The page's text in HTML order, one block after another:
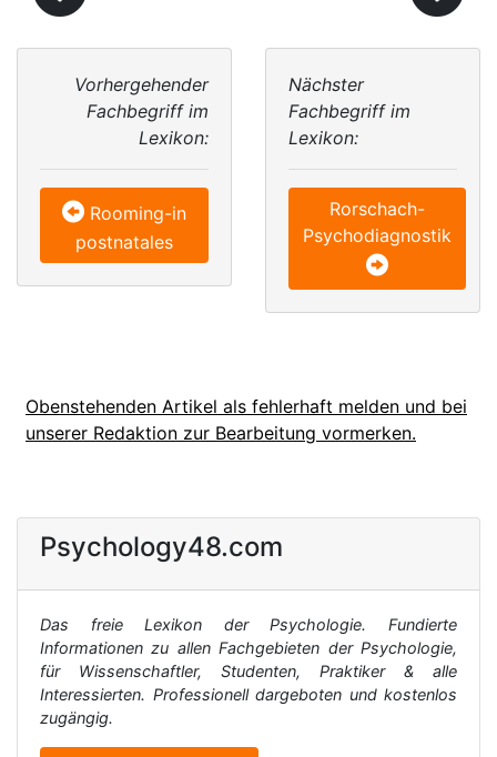
Vorhergehender
Fachbegriff im
Lexikon:
Rooming-in
postnatales
Nächster
Fachbegriff im
Lexikon:
Rorschach-
Psychodiagnostik
Obenstehenden Artikel als fehlerhaft melden und bei
unserer Redaktion zur Bearbeitung vormerken.
Psychology48.com
Das freie Lexikon der Psychologie. Fundierte
Informationen zu allen Fachgebieten der Psychologie,
für Wissenschaftler, Studenten, Praktiker & alle
Interessierten. Professionell dargeboten und kostenlos
zugängig.